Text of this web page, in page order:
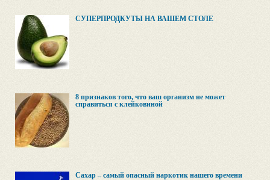
СУПЕРПРОДКУТЫ НА ВАШЕМ СТОЛЕ
8 признаков того, что ваш организм не может
справиться с клейковиной
Сахар – самый опасный наркотик нашего времени